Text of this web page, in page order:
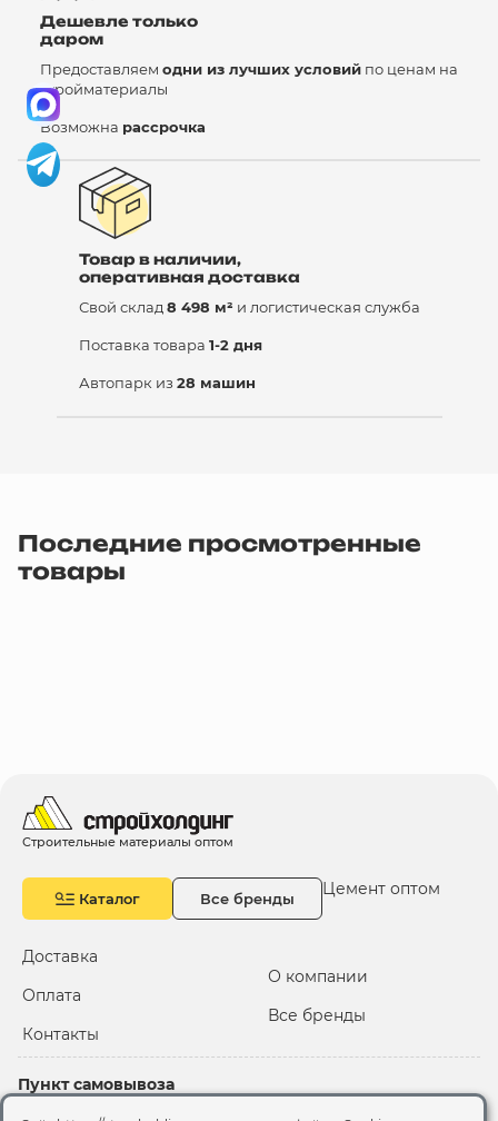
Дешевле только
даром
Предоставляем одни из лучших условий по ценам на
стройматериалы
Возможна рассрочка
Товар в наличии,
оперативная доставка
Свой склад8 498 м² и логистическая служба
Поставка товара 1-2 дня
Автопарк из 28 машин
Последние просмотренные
товары
Строительные материалы оптом
Каталог Все бренды Цемент оптом
Доставка
Оплата
Контакты
О компании
Все бренды
Пункт самовывоза